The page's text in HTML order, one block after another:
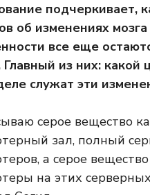
подчеркивает,
об изменениях
все еще
Главный из них: какой
служат эти
серое вещество
зал, полный
а серое
на этих серверных